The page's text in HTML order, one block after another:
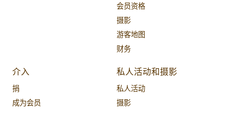
会员资格
摄影
游客地图
财务
介入
捐
成为会员
私人活动和摄影
私人活动
摄影